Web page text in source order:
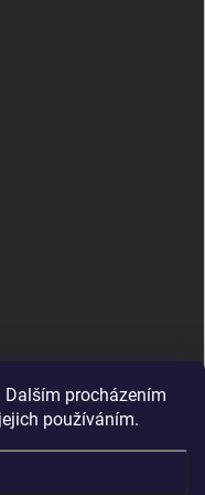
procházením
používáním.